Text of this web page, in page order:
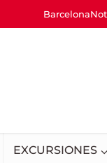
EXCURSIONES